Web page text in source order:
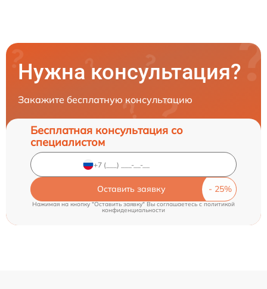
Нужна консультация?
Закажите бесплатную консультацию
Бесплатная консультация со
специалистом
Оставить заявку
Нажимая на кнопку "Оставить заявку" Вы соглашаетесь cполитикой
конфиденциальности